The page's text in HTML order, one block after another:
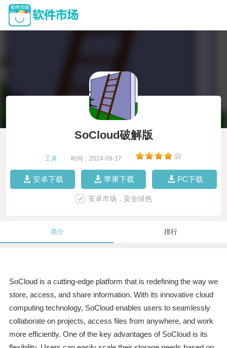
SoCloud破解版
工具 时间：2024-09-17
安卓下载 苹果下载 PC下载
安卓市场，安全绿色
简介 排行
SoCloud is a cutting-edge platform that is redefining the way we
store, access, and share information. With its innovative cloud
computing technology, SoCloud enables users to seamlessly
collaborate on projects, access files from anywhere, and work
more efficiently. One of the key advantages of SoCloud is its